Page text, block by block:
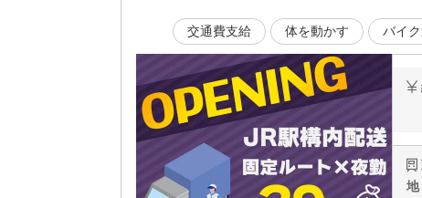
交通費支給 体を動かす バイ
地